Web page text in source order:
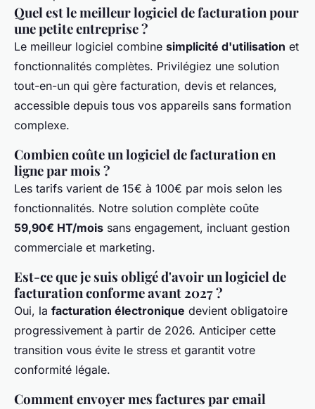
Quel est le meilleur logiciel de facturation pour
une petite entreprise ?
Le meilleur logiciel combine simplicité d'utilisation et
fonctionnalités complètes. Privilégiez une solution
tout-en-un qui gère facturation, devis et relances,
accessible depuis tous vos appareils sans formation
complexe.
Combien coûte un logiciel de facturation en
ligne par mois ?
Les tarifs varient de 15€ à 100€ par mois selon les
fonctionnalités. Notre solution complète coûte
59,90€ HT/mois sans engagement, incluant gestion
commerciale et marketing.
Est-ce que je suis obligé d'avoir un logiciel de
facturation conforme avant 2027 ?
Oui, la facturation électronique devient obligatoire
progressivement à partir de 2026. Anticiper cette
transition vous évite le stress et garantit votre
conformité légale.
Comment envoyer mes factures par email